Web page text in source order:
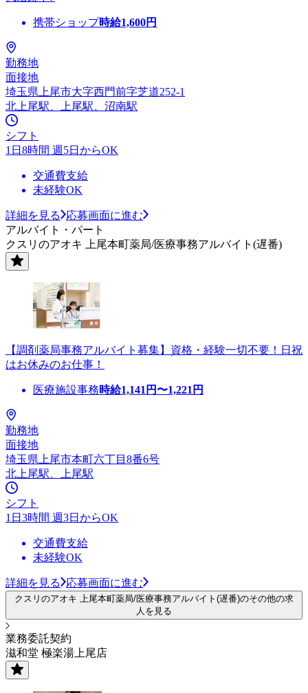
携帯ショップ時給1,600円
勤務地
面接地
埼玉県上尾市大字西門前字芝道252-1
北上尾駅、上尾駅、沼南駅
シフト
1日8時間 週5日からOK
交通費支給
未経験OK
詳細を見る
応募画面に進む
アルバイト・パート
クスリのアオキ 上尾本町薬局/医療事務アルバイト(遅番)
【調剤薬局事務アルバイト募集】資格・経験一切不要！日祝
はお休みのお仕事！
医療施設事務時給1,141 円〜1,221 円
勤務地
面接地
埼玉県上尾市本町六丁目8番6号
北上尾駅、上尾駅
シフト
1日3時間 週3日からOK
交通費支給
未経験OK
詳細を見る 応募画面に進む
クスリのアオキ 上尾本町薬局/医療事務アルバイト(遅番)のその他の求
人を見る
業務委託契約
滋和堂 極楽湯上尾店